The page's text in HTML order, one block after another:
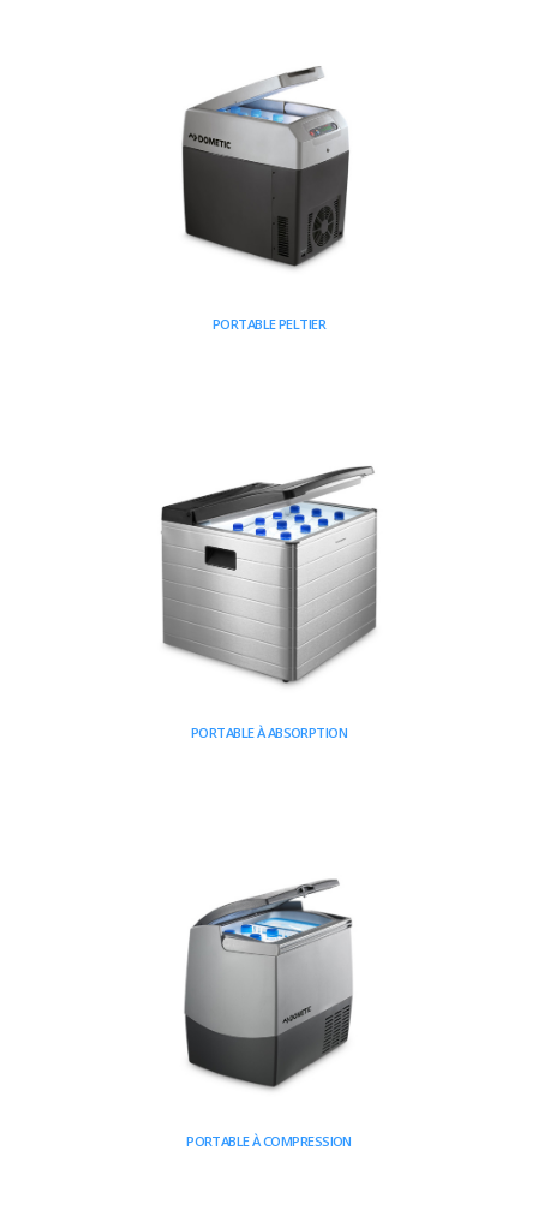
PORTABLE PELTIER
PORTABLE À ABSORPTION
PORTABLE À COMPRESSION